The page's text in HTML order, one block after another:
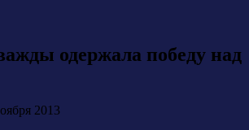
одержала победу над
2013